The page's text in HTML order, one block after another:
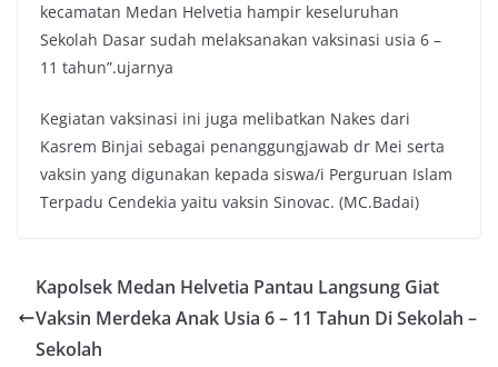
kecamatan Medan Helvetia hampir keseluruhan
Sekolah Dasar sudah melaksanakan vaksinasi usia 6 –
11 tahun”.ujarnya
Kegiatan vaksinasi ini juga melibatkan Nakes dari
Kasrem Binjai sebagai penanggungjawab dr Mei serta
vaksin yang digunakan kepada siswa/i Perguruan Islam
Terpadu Cendekia yaitu vaksin Sinovac. (MC.Badai)
Kapolsek Medan Helvetia Pantau Langsung Giat
Vaksin Merdeka Anak Usia 6 – 11 Tahun Di Sekolah –
Sekolah